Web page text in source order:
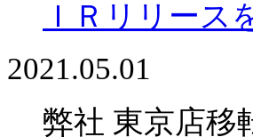
ＩＲリリース
2021.05.01
弊社 東京店移